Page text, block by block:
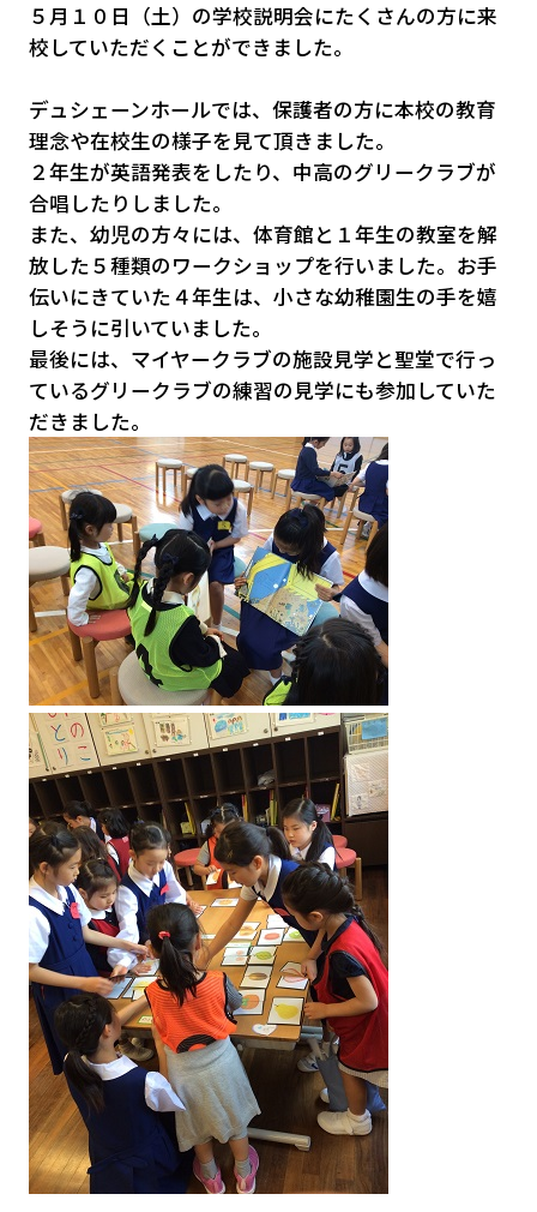
５月１０日（土）の学校説明会にたくさんの方に来
校していただくことができました。
デュシェーンホールでは、保護者の方に本校の教育
理念や在校生の様子を見て頂きました。
２年生が英語発表をしたり、中高のグリークラブが
合唱したりしました。
また、幼児の方々には、体育館と１年生の教室を解
放した５種類のワークショップを行いました。お手
伝いにきていた４年生は、小さな幼稚園生の手を嬉
しそうに引いていました。
最後には、マイヤークラブの施設見学と聖堂で行っ
ているグリークラブの練習の見学にも参加していた
だきました。